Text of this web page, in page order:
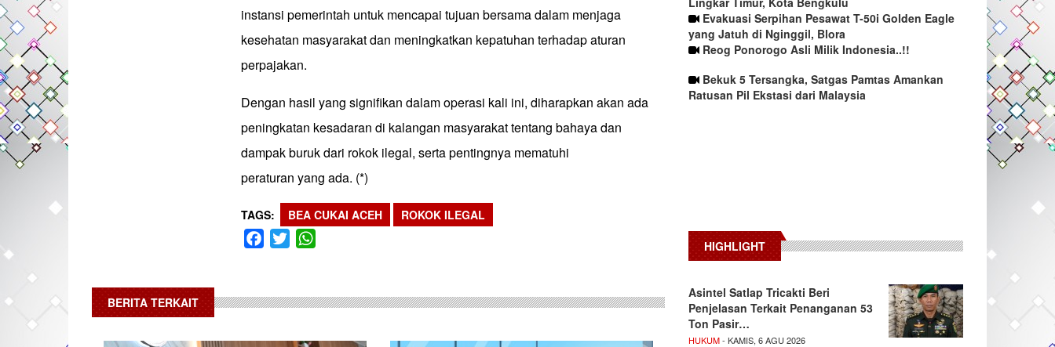
instansi pemerintah untuk mencapai tujuan bersama dalam menjaga
kesehatan masyarakat dan meningkatkan kepatuhan terhadap aturan
perpajakan.
Dengan hasil yang signifikan dalam operasi kali ini, diharapkan akan ada
peningkatan kesadaran di kalangan masyarakat tentang bahaya dan
dampak buruk dari rokok ilegal, serta pentingnya mematuhi
peraturan yang ada. (*)
TAGS BEA CUKAI ACEH ROKOK ILEGAL
Facebook
Twitter
BERITA TERKAIT
Evakuasi Serpihan Pesawat T-50i Golden Eagle
yang Jatuh di Nginggil, Blora
Reog Ponorogo Asli Milik Indonesia..!!
Bekuk 5 Tersangka, Satgas Pamtas Amankan
Ratusan Pil Ekstasi dari Malaysia
HIGHLIGHT
Asintel Satlap Tricakti Beri
Penjelasan Terkait Penanganan 53
Ton Pasir…
HUKUM- KAMIS, 6 AGU 2026